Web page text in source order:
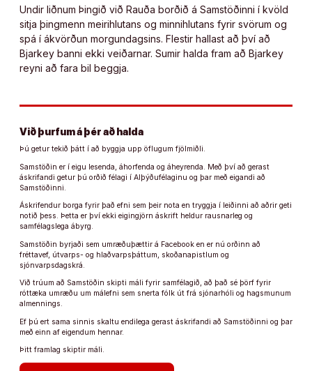
Undir liðnum Þingið við Rauða borðið á Samstöðinni í kvöld
sitja þingmenn meirihlutans og minnihlutans fyrir svörum og
spá í ákvörðun morgundagsins. Flestir hallast að því að
Bjarkey banni ekki veiðarnar. Sumir halda fram að Bjarkey
reyni að fara bil beggja.
Við þurfum á þér að halda
Þú getur tekið þátt í að byggja upp öflugum fjölmiðli.
Samstöðin er í eigu lesenda, áhorfenda og áheyrenda. Með því að gerast
áskrifandi getur þú orðið félagi í Alþýðufélaginu og þar með eigandi að
Samstöðinni.
Áskrifendur borga fyrir það efni sem þeir nota en tryggja í leiðinni að aðrir geti
notið þess. Þetta er því ekki eigingjörn áskrift heldur rausnarleg og
samfélagslega ábyrg.
Samstöðin byrjaði sem umræðuþættir á Facebook en er nú orðinn að
fréttavef, útvarps- og hlaðvarpsþáttum, skoðanapistlum og
sjónvarpsdagskrá.
Við trúum að Samstöðin skipti máli fyrir samfélagið, að það sé þörf fyrir
róttæka umræðu um málefni sem snerta fólk út frá sjónarhóli og hagsmunum
almennings.
Ef þú ert sama sinnis skaltu endilega gerast áskrifandi að Samstöðinni og þar
með einn af eigendum hennar.
Þitt framlag skiptir máli.